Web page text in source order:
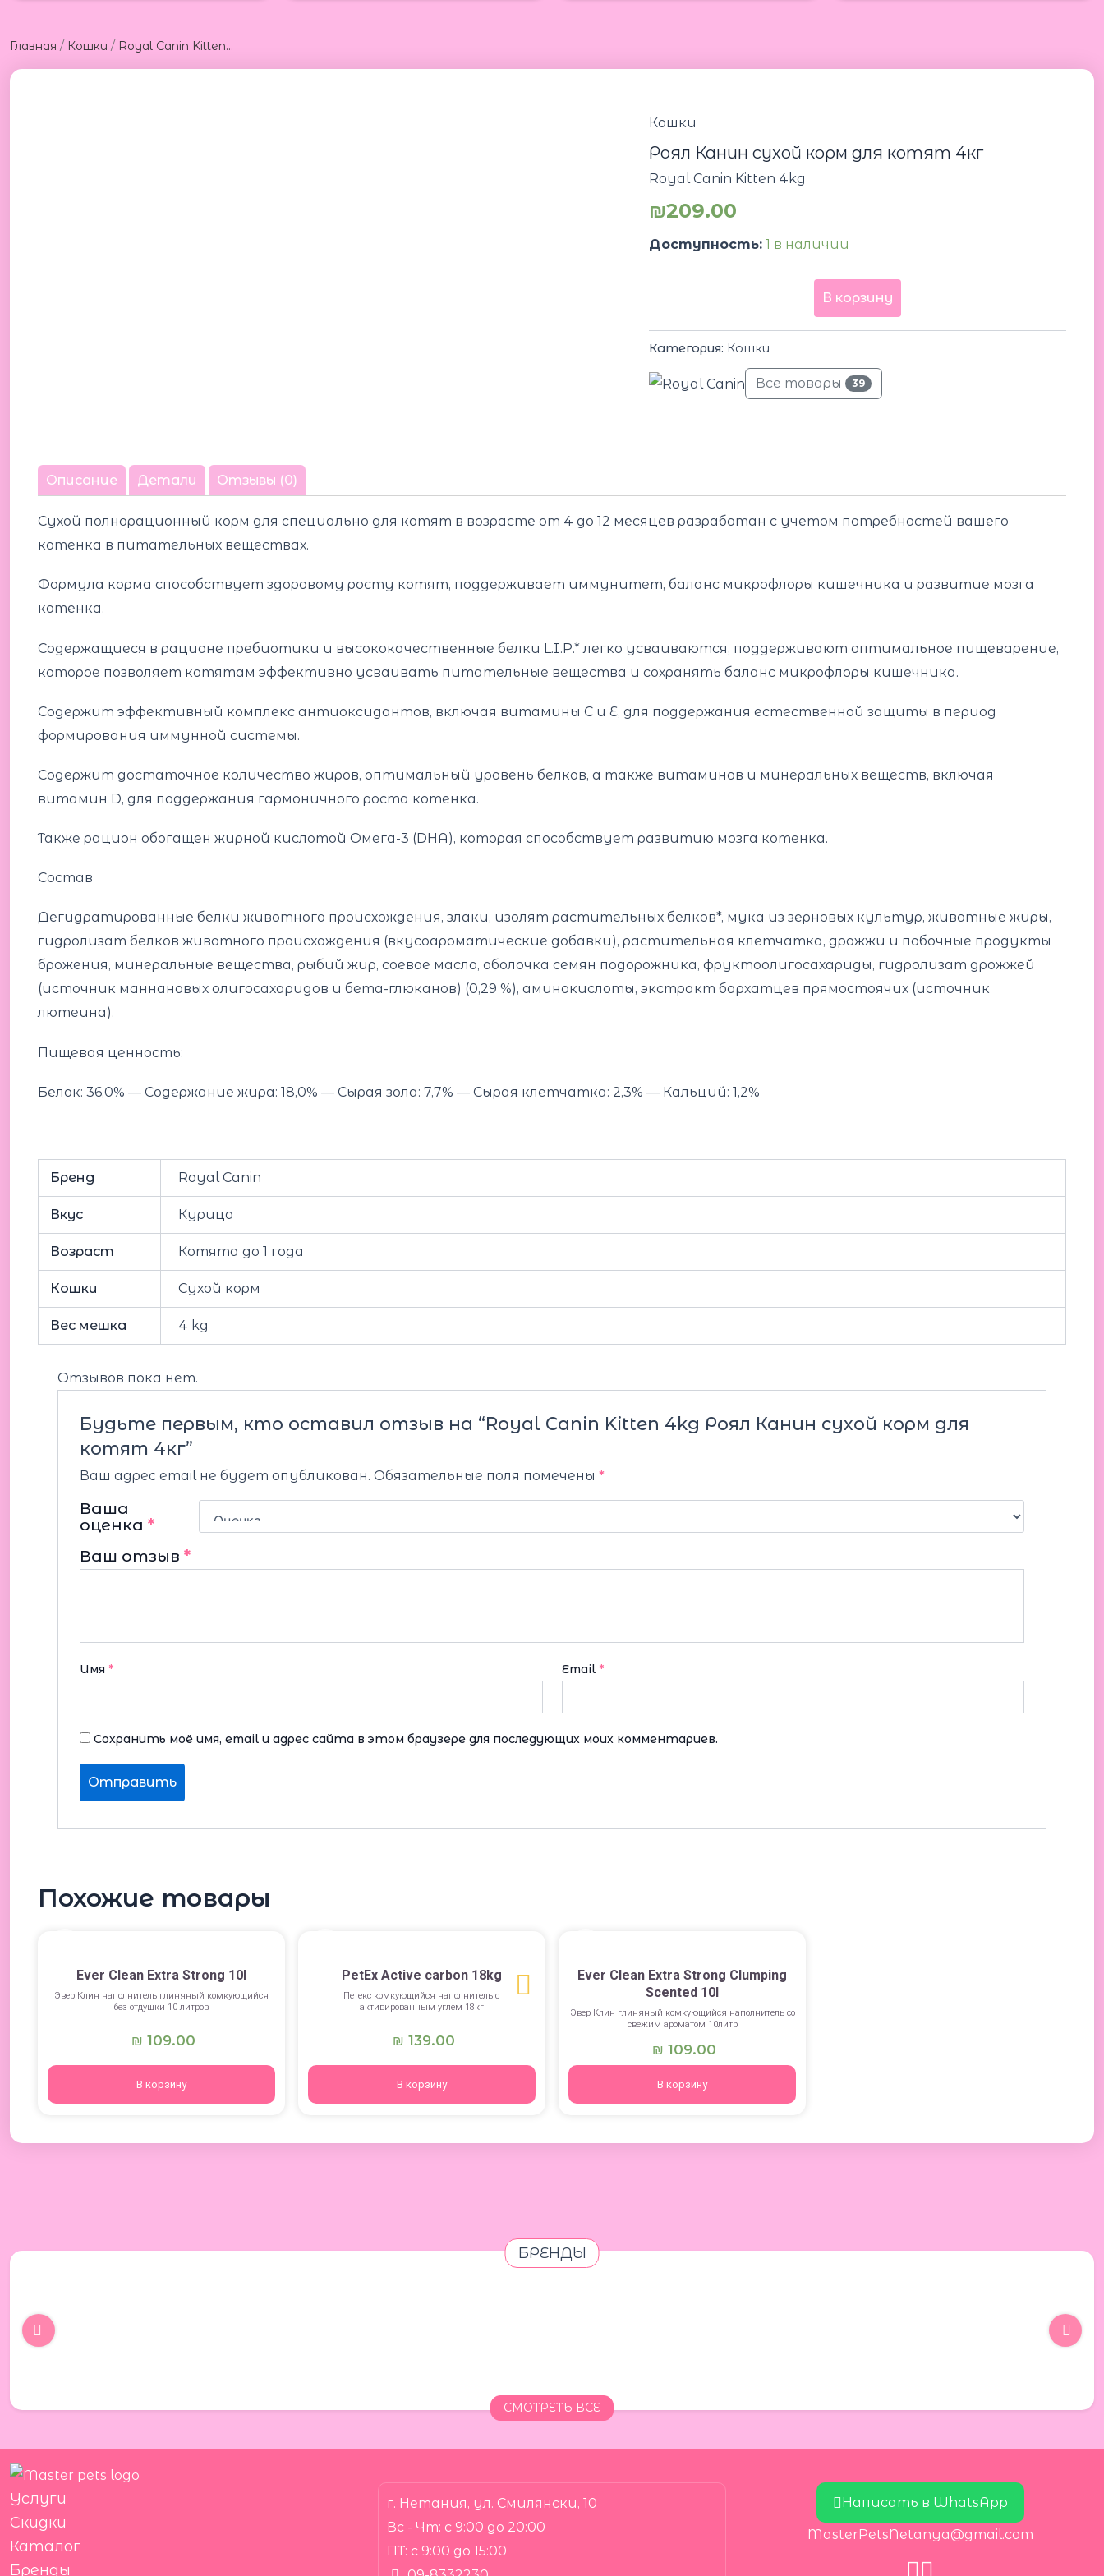
Главная / Кошки / Royal Canin Kitten 4kg Роял Канин сухой корм для котят 4кг
Кошки
Роял Канин сухой корм для котят 4кг
Royal Canin Kitten 4kg
₪209.00
Доступность: 1 в наличии
4kg
для
В корзину
Категория: Кошки
Все товары 39
Описание Детали Отзывы (0)
Cухой полнорационный корм для специально для котят в возрасте от 4 до 12 месяцев разработан c учетом потребностей вашего
котенка в питательных веществах.
Формула корма способствует здоровому росту котят, поддерживает иммунитет, баланс микрофлоры кишечника и развитие мозга
котенка.
Содержащиеся в рационе пребиотики и высококачественные белки L.I.P.* легко усваиваются, поддерживают оптимальное пищеварение,
которое позволяет котятам эффективно усваивать питательные вещества и сохранять баланс микрофлоры кишечника.
Содержит эффективный комплекс антиоксидантов, включая витамины С и Е, для поддержания естественной защиты в период
формирования иммунной системы.
Содержит достаточное количество жиров, оптимальный уровень белков, а также витаминов и минеральных веществ, включая
витамин D, для поддержания гармоничного роста котёнка.
Также рацион обогащен жирной кислотой Омега-3 (DHA), которая способствует развитию мозга котенка.
Состав
Дегидратированные белки животного происхождения, злаки, изолят растительных белков*, мука из зерновых культур, животные жиры,
гидролизат белков животного происхождения (вкусоароматические добавки), растительная клетчатка, дрожжи и побочные продукты
брожения, минеральные вещества, рыбий жир, соевое масло, оболочкa семян подорожника, фруктоолигосахариды, гидролизат дрожжей
(источник мaннановых олигосахаридов и бета-глюканов) (0,29 %), аминокислоты, экстракт бархатцев прямостоячих (источник
лютеина).
Пищевая ценность:
Белок: 36,0% — Содержание жира: 18,0% — Сырая зола: 7,7% — Сырая клетчатка: 2,3% — Кальций: 1,2%
Бренд Royal Canin
Вкус Курица
Возраст Котята до 1 года
Кошки Сухой корм
Вес мешка 4 kg
Отзывов пока нет.
Будьте первым, кто оставил отзыв на “Royal Canin Kitten 4kg Роял Канин сухой корм для
котят 4кг”
Ваш адрес email не будет опубликован. Обязательные поля помечены*
Ваша
оценка*
Ваш отзыв*
Имя * Email *
Сохранить моё имя, email и адрес сайта в этом браузере для последующих моих комментариев.
Похожие товары
Ever Clean Extra Strong 10l
Эвер Клин наполнитель глиняный комкующийся
без отдушки 10 литров
₪ 109.00
В корзину
PetEx Active carbon 18kg
Петекс комкующийся наполнитель с
активированным углем 18кг
₪ 139.00
В корзину
Ever Clean Extra Strong Clumping
Scented 10l
Эвер Клин глиняный комкующийся наполнитель со
свежим ароматом 10литр
₪ 109.00
В корзину
БРЕНДЫ
СМОТРЕТЬ ВСЕ
г. Нетания, ул. Смилянски, 10
Вс - Чт: с 9:00 до 20:00
ПТ: с 9:00 до 15:00
Написать в WhatsApp
MasterPetsNetanya@gmail.com
Услуги
Скидки
Каталог
Бренды